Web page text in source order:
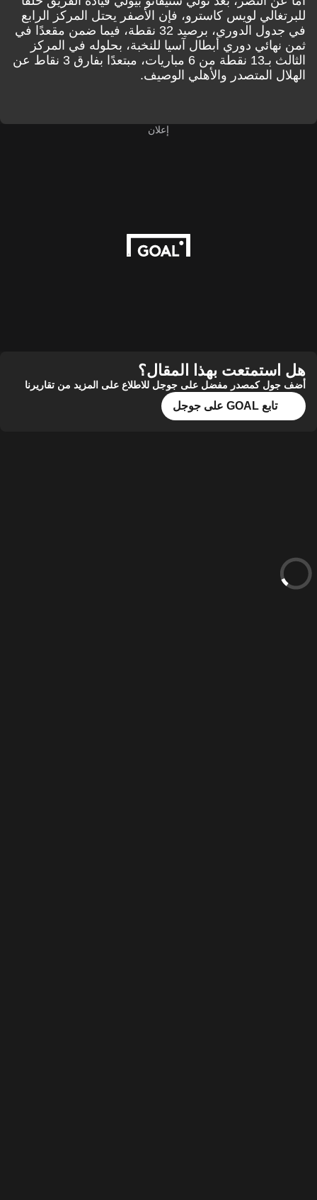
لويس كاسترو، فإن الأصفر يحتل المركز الرابع
في جدول الدوري، برصيد 32 نقطة، فيما ضمن مقعدًا في
دوري أبطال آسيا للنخبة، بحلوله في المركز
الثالث بـ13 نقطة من 6 مباريات، مبتعدًا بفارق 3 نقاط عن
المتصدر والأهلي الوصيف.
بهذا المقال؟
كمصدر مفضل على جوجل للاطلاع على المزيد من تقاريرنا
تابع GOAL على جوجل